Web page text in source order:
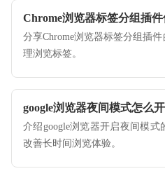
Chrome浏览器标签分组插
分享Chrome浏览器标签分组插
理浏览标签。
google浏览器夜间模式怎么
介绍google浏览器开启夜间模式
改善长时间浏览体验。